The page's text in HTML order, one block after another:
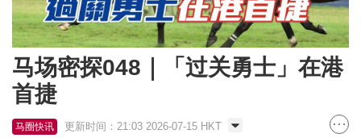
马场密探048｜「过关勇士」在港
首捷
马圈快讯 更新时间：21:03 2026-07-15 HKT